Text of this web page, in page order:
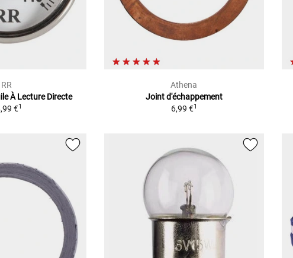
RR
À Lecture Directe
€1
Athena
Joint d'échappement
6,99 €1